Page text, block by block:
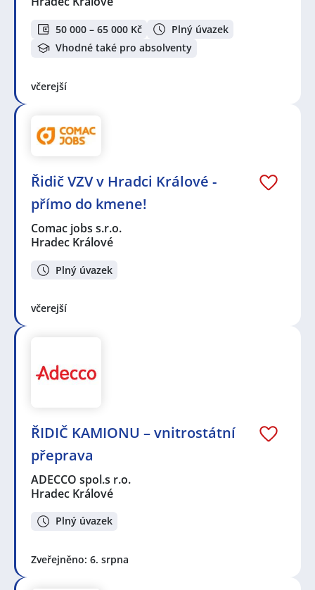
50 000 – 65 000 Kč
Plný úvazek
Vhodné také pro absolventy
včerejší
Řidič VZV v Hradci Králové -
přímo do kmene!
Comac jobs s.r.o.
Hradec Králové
Plný úvazek
včerejší
ŘIDIČ KAMIONU – vnitrostátní
přeprava
ADECCO spol.s r.o.
Hradec Králové
Plný úvazek
Zveřejněno: 6. srpna